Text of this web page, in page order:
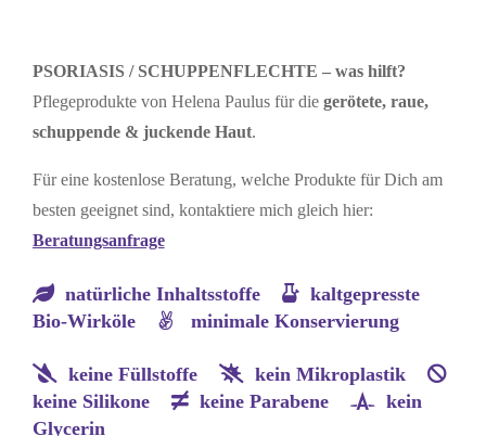
PSORIASIS / SCHUPPENFLECHTE – was hilft?
Pflegeprodukte von Helena Paulus für die gerötete, raue,
schuppende & juckende Haut.
Für eine kostenlose Beratung, welche Produkte für Dich am
besten geeignet sind, kontaktiere mich gleich hier:
Beratungsanfrage
natürliche Inhaltsstoffe
kaltgepresste
Bio-Wirköle
minimale Konservierung
keine Füllstoffe
kein Mikroplastik
keine Silikone
keine Parabene
kein
Glycerin